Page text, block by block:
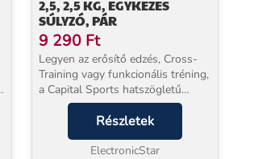
2,5, 2,5 KG, EGYKEZES
SÚLYZÓ, PÁR
9 290 Ft
Legyen az erősítő edzés, Cross-
Training vagy funkcionális tréning,
a Capital Sports hatszögletű
súlyzók mindig a megfelelő
tömeget szolgáltatják Önnek.A
robusztus keménygumi bevonat
alatt kimért vasma...
Részletek
ElectronicStar